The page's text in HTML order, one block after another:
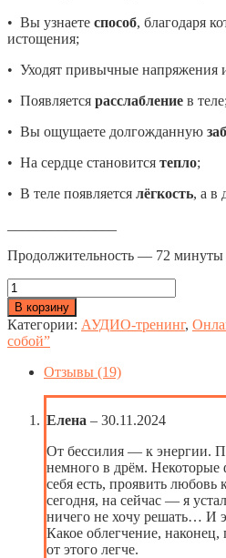
• Вы узнаете способ, благодаря
истощения;
• Уходят привычные напряжения
• Появляется расслабление в теле;
• Вы ощущаете долгожданную
• На сердце становится тепло;
• В теле появляется лёгкость, а в
Продолжительность — 72 минуты
Количество
товара
«ОТ
БЕССИЛИЯ
—
ЭНЕРГИИ»
аудио-
В корзину
Категории: АУДИО-тренинг,
собой”
Отзывы (19)
Елена – 30.11.2024
От бессилия — к энергии.
немного в дрём. Некоторые
себя есть, проявить любовь
сегодня, на сейчас — я
ничего не хочу решать… И
Какое облегчение,
от этого легче.